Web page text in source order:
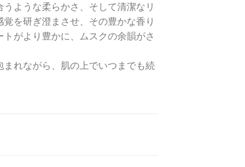
ような柔らかさ、そして清潔なリ
を研ぎ澄まさせ、その豊かな香り
がより豊かに、ムスクの余韻がさ
れながら、肌の上でいつまでも続